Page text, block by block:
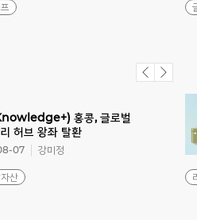
홍콩, 글로벌
허브 왕좌 탈환
산
07 강미정